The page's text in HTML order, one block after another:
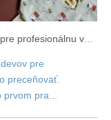
pre
preceňovať.
pra...